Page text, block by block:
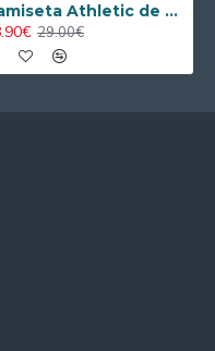
Camiseta Athletic de Bilbao 2024/2025 Alternativo Niño Kit
29.00€